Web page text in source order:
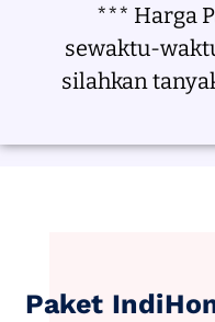
*** Harga
sewaktu-
silahkan
Paket